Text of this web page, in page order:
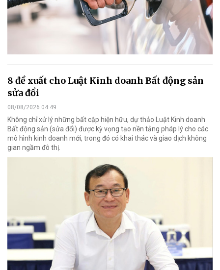
8 đề xuất cho Luật Kinh doanh Bất động sản
sửa đổi
08/08/2026 04:49
Không chỉ xử lý những bất cập hiện hữu, dự thảo Luật Kinh doanh
Bất động sản (sửa đổi) được kỳ vọng tạo nền tảng pháp lý cho các
mô hình kinh doanh mới, trong đó có khai thác và giao dịch không
gian ngầm đô thị.